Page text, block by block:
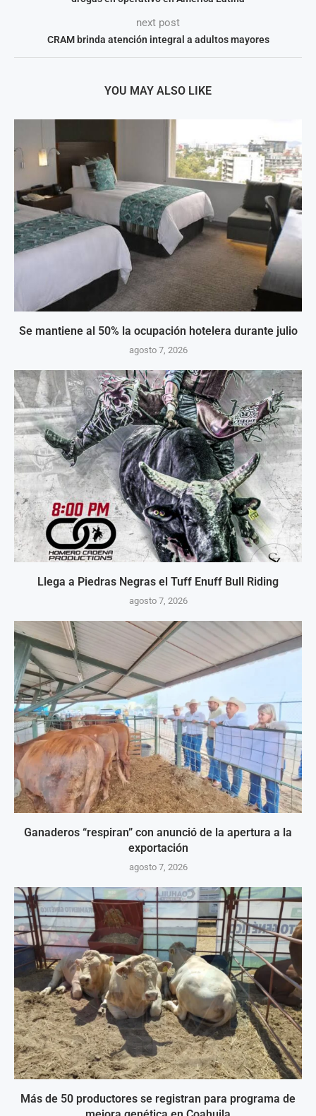
next post
CRAM brinda atención integral a adultos mayores
YOU MAY ALSO LIKE
Se mantiene al 50% la ocupación hotelera durante julio
agosto 7, 2026
Llega a Piedras Negras el Tuff Enuff Bull Riding
agosto 7, 2026
Ganaderos “respiran” con anunció de la apertura a la
exportación
agosto 7, 2026
Más de 50 productores se registran para programa de